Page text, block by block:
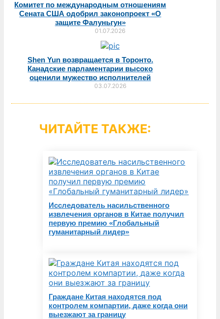
Комитет по международным отношениям
Сената США одобрил законопроект «О
защите Фалуньгун»
01.07.2026
Shen Yun возвращается в Торонто.
Канадские парламентарии высоко
оценили мужество исполнителей
03.07.2026
ЧИТАЙТЕ ТАКЖЕ:
Исследователь насильственного
извлечения органов в Китае получил
первую премию «Глобальный
гуманитарный лидер»
Граждане Китая находятся под
контролем компартии, даже когда они
выезжают за границу